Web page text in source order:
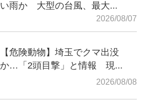
い雨か 大型の台風、最大...
2026/08/07
【危険動物】埼玉でクマ出没
か…「2頭目撃」と情報 現...
2026/08/08